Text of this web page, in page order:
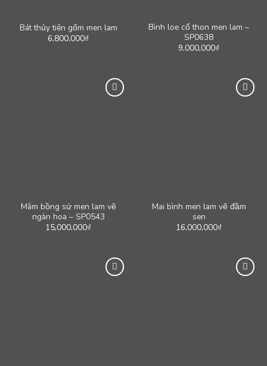
Bát thủy tiên gốm men lam
6,800,000₫
Bình loe cổ thon men lam –
SP0638
9,000,000₫
Mâm bồng sứ men lam vẽ
ngàn hoa – SP0543
15,000,000₫
Mai bình men lam vẽ đầm
sen
16,000,000₫